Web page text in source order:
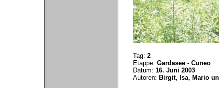
Tag: 2
Etappe: Gardasee - Cuneo
Datum: 16. Juni 2003
Autoren: Birgit, Isa, Mario